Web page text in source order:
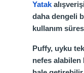
Yatak
daha dengeli
kullanım
Puffy, uyku
nefes alabilen